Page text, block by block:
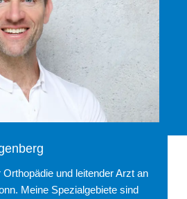
und leitender Arzt an
Meine Spezialgebiete sind